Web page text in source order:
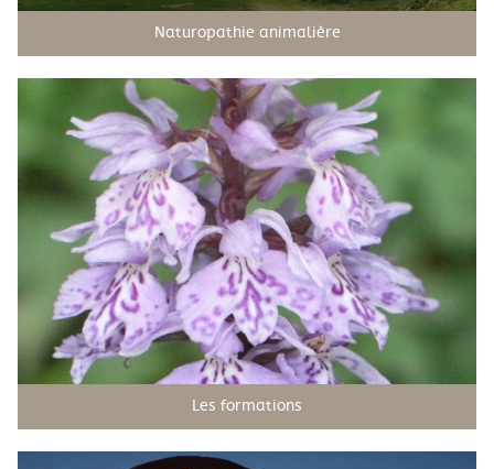
Naturopathie animalière
Les formations